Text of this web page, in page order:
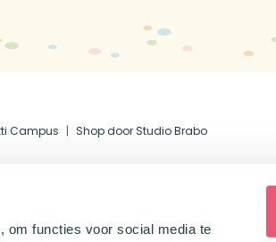
om functies voor social media te
Campus Shop door Studio Brabo